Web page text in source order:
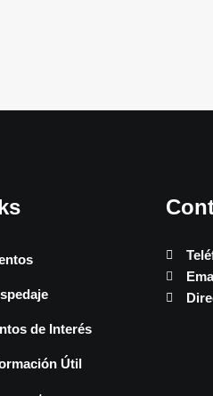
de Interés
Útil